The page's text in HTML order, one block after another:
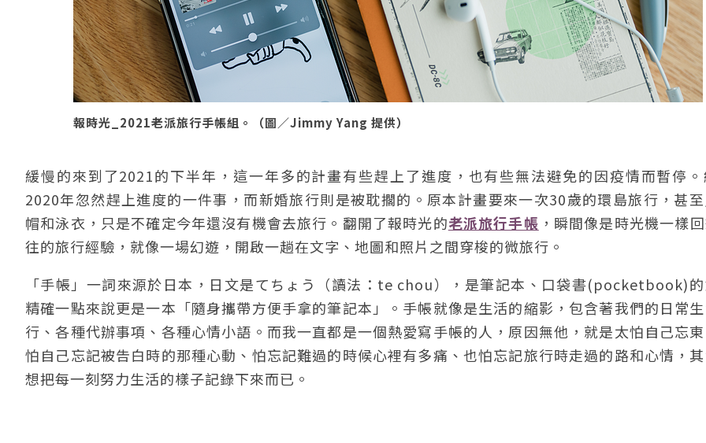
報時光_2021老派旅行手帳組。（圖／Jimmy Yang 提供）
緩慢的來到了2021的下半年，這一年多的計畫有些趕上了進度，也有些無法避免的因疫情而暫停
2020年忽然趕上進度的一件事，而新婚旅行則是被耽擱的。原本計畫要來一次30歲的環島旅行，甚
帽和泳衣，只是不確定今年還沒有機會去旅行。翻開了報時光的老派旅行手帳 ，瞬間像是時光機一樣
往的旅行經驗，就像一場幻遊，開啟一趟在文字、地圖和照片之間穿梭的微旅行。
「手帳」一詞來源於日本，日文是てちょう（讀法：te chou），是筆記本、口袋書(pocketbook)
精確一點來說更是一本「隨身攜帶方便手拿的筆記本」。手帳就像是生活的縮影，包含著我們的日常
行、各種代辦事項、各種心情小語。而我一直都是一個熱愛寫手帳的人，原因無他，就是太怕自己忘
怕自己忘記被告白時的那種心動、怕忘記難過的時候心裡有多痛、也怕忘記旅行時走過的路和心情，
想把每一刻努力生活的樣子記錄下來而已。